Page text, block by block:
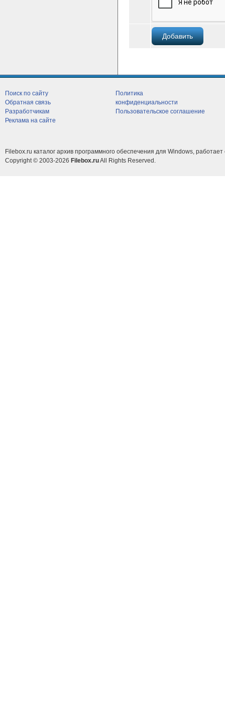
Поиск по сайту
Обратная связь
Разработчикам
Реклама на сайте
Политика
конфиденциальности
Пользовательское соглашение
Filebox.ru каталог архив программного обеспечения для Windows, работает
Copyright © 2003-2026 Filebox.ruAll Rights Reserved.